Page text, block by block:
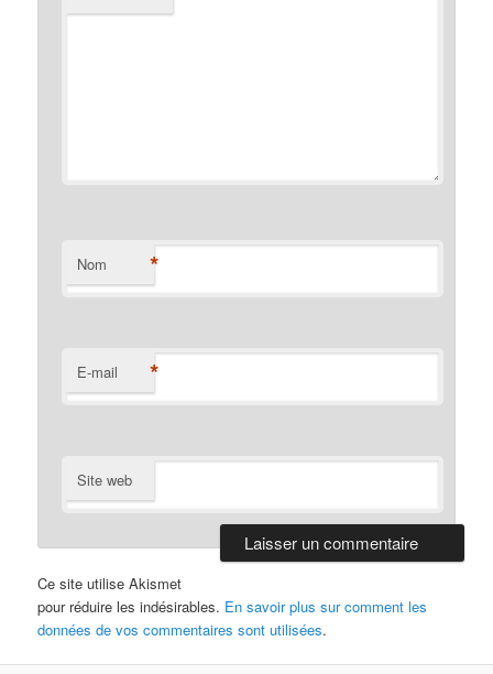
Nom *
E-mail *
Site web
Ce site utilise Akismet
pour réduire les indésirables. En savoir plus sur comment les
données de vos commentaires sont utilisées.